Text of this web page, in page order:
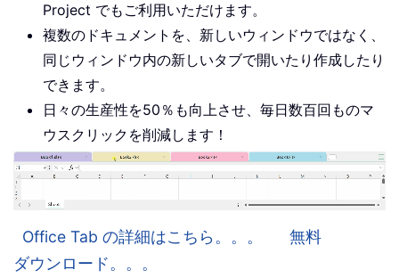
Project でもご利用いただけます。
複数のドキュメントを、新しいウィンドウではなく、
同じウィンドウ内の新しいタブで開いたり作成したり
できます。
日々の生産性を50％も向上させ、毎日数百回ものマ
ウスクリックを削減します！
Office Tab の詳細はこちら。。。
無料
ダウンロード。。。